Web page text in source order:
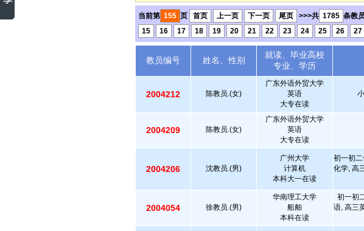
当前第 155 页 首页 上一页 下一页 尾页 >>>共 1785 条教
15
16 17 18 19 20 21 22 23 24 25 26 27
教员编号 姓名、性别
就读、毕业高校
专业、学历
2004212 陈教员.(女)
广东外语外贸大学
英语
大专在读
2004209 陈教员.(女)
广东外语外贸大学
英语
大专在读
2004206 沈教员.(男)
广州大学
计算机
本科大一在读
初一初
化学, 高
2004054 徐教员.(男)
华南理工大学
船舶
本科在读
初一初
语, 高三